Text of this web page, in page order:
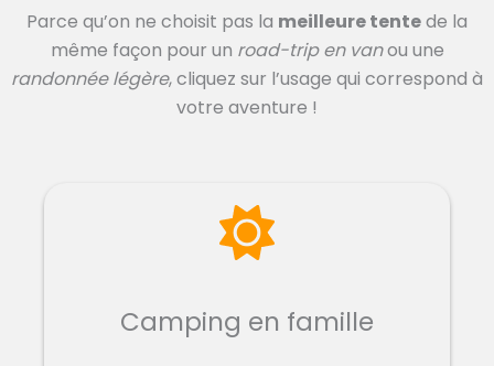
Parce qu’on ne choisit pas la meilleure tentede la
même façon pour un road-trip en vanou une
randonnée légère, cliquez sur l’usage qui correspond à
votre aventure !
Camping en famille